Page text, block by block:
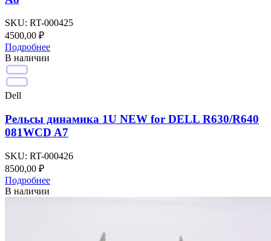
SKU: RT-000425
4500,00 ₽
Подробнее
В наличии
Dell
Рельсы динамика 1U NEW for DELL R630/R640
081WCD A7
SKU: RT-000426
8500,00 ₽
Подробнее
В наличии